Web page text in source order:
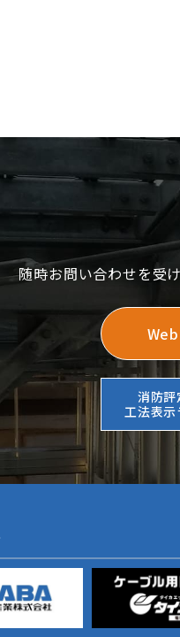
随時お問い合わせを受
消防評
工法表示